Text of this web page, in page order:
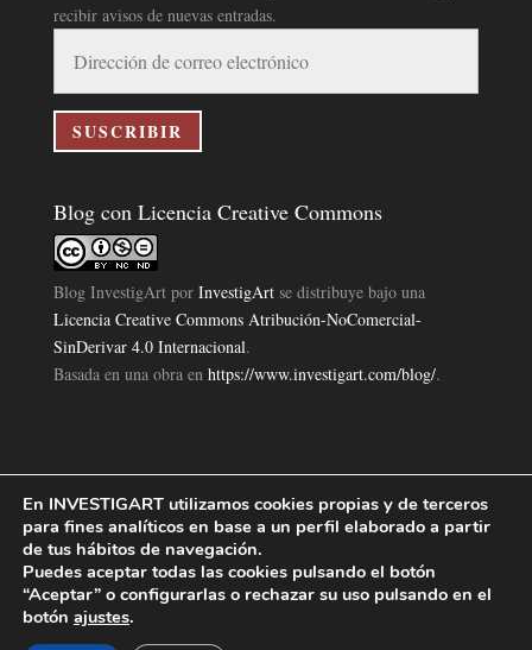
recibir avisos de nuevas entradas.
correo
electrónico
SUSCRIBIR
Blog con Licencia Creative Commons
Blog InvestigArtpor InvestigArtse distribuye bajo una
Licencia Creative Commons Atribución-NoComercial-
SinDerivar 4.0 Internacional.
Basada en una obra en https://www.investigart.com/blog/.
Política de Privacidad|Aviso Legal|Política de Cookies|
Investigart Copyright © 2019. |
En INVESTIGART utilizamos cookies propias y de terceros
para fines analíticos en base a un perfil elaborado a partir
de tus hábitos de navegación.
Puedes aceptar todas las cookies pulsando el botón
“Aceptar” o configurarlas o rechazar su uso pulsando en el
botón ajustes.